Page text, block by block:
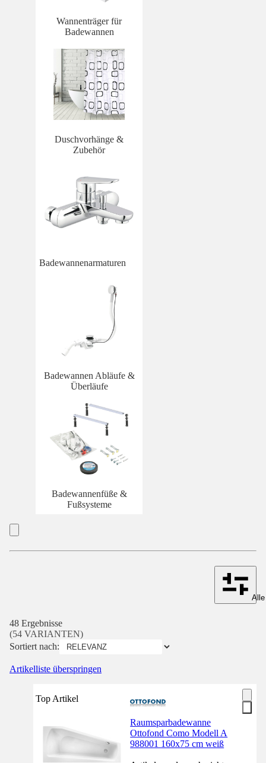
Wannenträger für
Badewannen
Duschvorhänge &
Zubehör
Badewannenarmaturen
Badewannen Abläufe &
Überläufe
Badewannenfüße &
Fußsysteme
48 Ergebnisse
(54 VARIANTEN)
Sortiert nach:
Artikelliste überspringen
Top Artikel
Raumsparbadewanne
Ottofond Como Modell A
988001 160x75 cm weiß